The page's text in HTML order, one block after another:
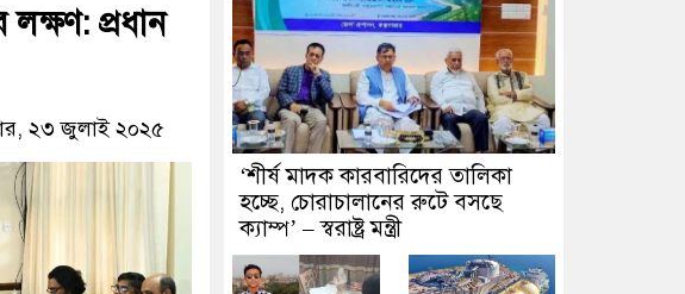
প্রধান
২৩ জুলাই ২০২৫
‘শীর্ষ মাদক কারবারিদের তালিকা
হচ্ছে, চোরাচালানের রুটে বসছে
ক্যাম্প’ – স্বরাষ্ট্র মন্ত্রী